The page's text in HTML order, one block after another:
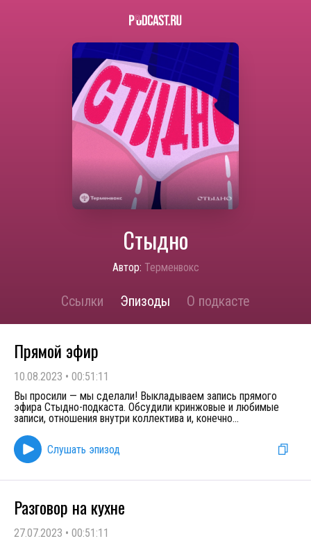
Стыдно
Автор: Терменвокс
Ссылки Эпизоды О подкасте
Прямой эфир
10.08.2023 • 00:51:11
Вы просили — мы сделали! Выкладываем запись прямого
эфира Стыдно-подкаста. Обсудили кринжовые и любимые
записи, отношения внутри коллектива и, конечно...
Слушать эпизод
Разговор на кухне
27.07.2023 • 00:51:11